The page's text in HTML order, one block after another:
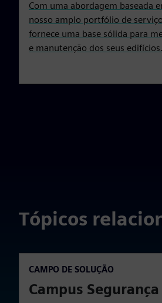
Com uma abordagem baseada
nosso amplo portfólio de
fornece uma base sólida para
e manutenção dos seus edifícios.
Tópicos
CAMPO DE SOLUÇÃO
Campus